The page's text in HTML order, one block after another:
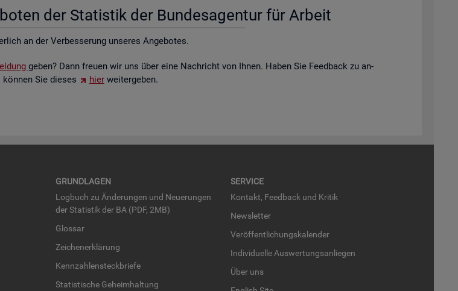
der Sta­tis­tik der Bun­des­agen­tur für Ar­beit
an der Ver­bes­se­rung un­se­res An­ge­bo­tes.
geben? Dann freu­en wir uns über eine Nach­richt von Ihnen. Haben Sie Feed­back zu an­
Sie die­ses
hierwei­ter­ge­ben.
GRUND­LA­GEN
Log­buch zu Än­de­run­gen und Neue­run­gen
der Sta­tis­tik der BA (PDF, 2MB)
Glos­sar
Zei­chen­er­klä­rung
Kenn­zah­len­steck­brie­fe
Sta­tis­ti­sche Ge­heim­hal­tung
SER­VICE
Kon­takt, Feed­back und Kri­tik
News­let­ter
Ver­öf­fent­li­chungs­ka­len­der
In­di­vi­du­el­le Aus­wer­tungs­an­lie­gen
Über uns